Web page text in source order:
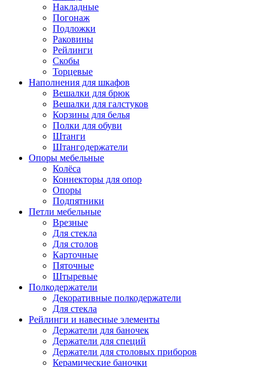
Накладные
Погонаж
Подложки
Раковины
Рейлинги
Скобы
Торцевые
Наполнения для шкафов
Вешалки для брюк
Вешалки для галстуков
Корзины для белья
Полки для обуви
Штанги
Штангодержатели
Опоры мебельные
Колёса
Коннекторы для опор
Опоры
Подпятники
Петли мебельные
Врезные
Для стекла
Для столов
Карточные
Пяточные
Штыревые
Полкодержатели
Декоративные полкодержатели
Для стекла
Рейлинги и навесные элементы
Держатели для баночек
Держатели для специй
Держатели для столовых приборов
Керамические баночки